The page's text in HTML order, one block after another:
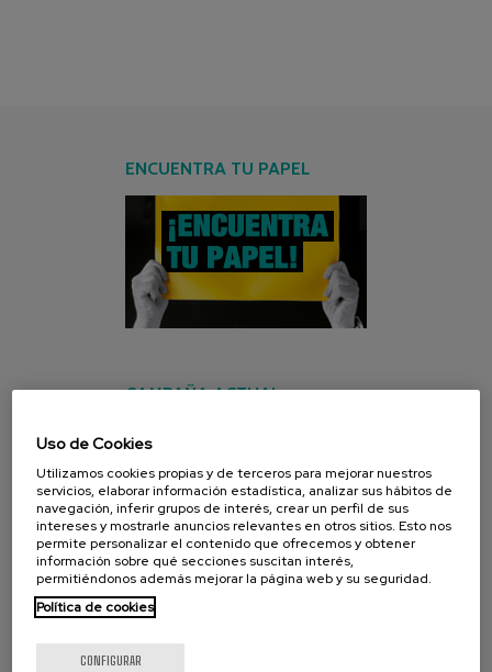
ENCUENTRA TU PAPEL
CAMPAÑA ACTUAL
Uso de Cookies
Utilizamos cookies propias y de terceros para mejorar nuestros
servicios, elaborar información estadística, analizar sus hábitos de
navegación, inferir grupos de interés, crear un perfil de sus
intereses y mostrarle anuncios relevantes en otros sitios. Esto nos
permite personalizar el contenido que ofrecemos y obtener
información sobre qué secciones suscitan interés,
permitiéndonos además mejorar la página web y su seguridad.
Política de cookies
CONFIGURAR